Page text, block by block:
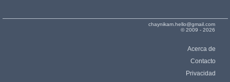
chaynikam.hello@gmail.com
© 2009 - 2026
Acerca de
Contacto
Privacidad